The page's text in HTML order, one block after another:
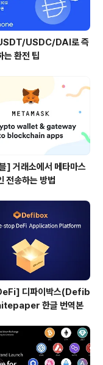
USDC/DAI로 즉
는 환전 팁
] 거래소에서 메타마스
전송하는 방법
디파이박스(Defib
한글 번역본